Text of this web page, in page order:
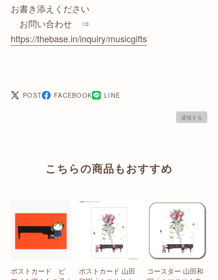
お書き添えください
お問い合わせ ⇒
https://thebase.in/inquiry/musicgifts
POST FACEBOOK LINE
通報する
こちらの商品もおすすめ
ポストカード ピ
ポストカード 山田
コースター 山田和